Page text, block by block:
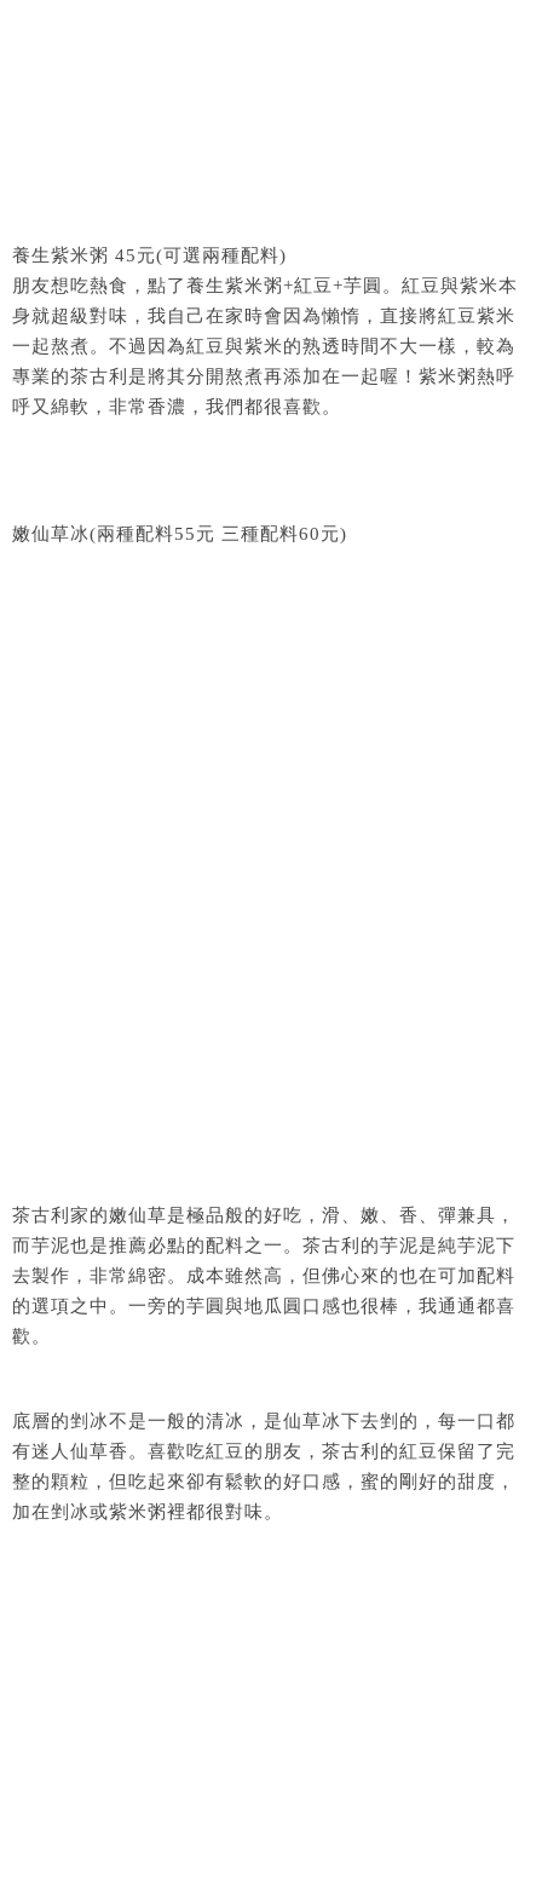
養生紫米粥 45元(可選兩種配料)
朋友想吃熱食，點了養生紫米粥+紅豆+芋圓。紅豆與紫米本
身就超級對味，我自己在家時會因為懶惰，直接將紅豆紫米
一起熬煮。不過因為紅豆與紫米的熟透時間不大一樣，較為
專業的茶古利是將其分開熬煮再添加在一起喔！紫米粥熱呼
呼又綿軟，非常香濃，我們都很喜歡。
嫩仙草冰(兩種配料55元 三種配料60元)
茶古利家的嫩仙草是極品般的好吃，滑、嫩、香、彈兼具，
而芋泥也是推薦必點的配料之一。茶古利的芋泥是純芋泥下
去製作，非常綿密。成本雖然高，但佛心來的也在可加配料
的選項之中。一旁的芋圓與地瓜圓口感也很棒，我通通都喜
歡。
底層的剉冰不是一般的清冰，是仙草冰下去剉的，每一口都
有迷人仙草香。喜歡吃紅豆的朋友，茶古利的紅豆保留了完
整的顆粒，但吃起來卻有鬆軟的好口感，蜜的剛好的甜度，
加在剉冰或紫米粥裡都很對味。